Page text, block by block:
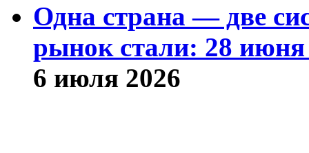
Одна страна — две
рынок стали: 28
6 июля 2026